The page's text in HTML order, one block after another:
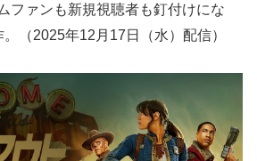
ファンも新規視聴者も釘付けにな
（2025年12月17日（水）配信）